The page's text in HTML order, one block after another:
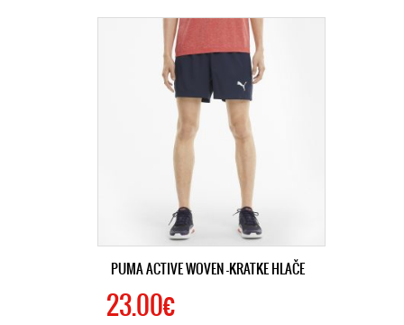
PUMA ACTIVE WOVEN -KRATKE HLAČE
23.00€